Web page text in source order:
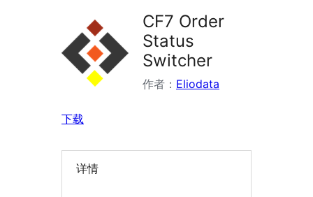
CF7 Order
Status
Switcher
作者： Eliodata
下载
详情